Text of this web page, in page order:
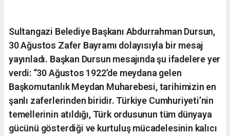
Sultangazi Belediye Başkanı Abdurrahman Dursun,
30 Ağustos Zafer Bayramı dolayısıyla bir mesaj
yayınladı. Başkan Dursun mesajında şu ifadelere yer
verdi: “30 Ağustos 1922’de meydana gelen
Başkomutanlık Meydan Muharebesi, tarihimizin en
şanlı zaferlerinden biridir. Türkiye Cumhuriyeti’nin
temellerinin atıldığı, Türk ordusunun tüm dünyaya
gücünü gösterdiği ve kurtuluş mücadelesinin kalıcı